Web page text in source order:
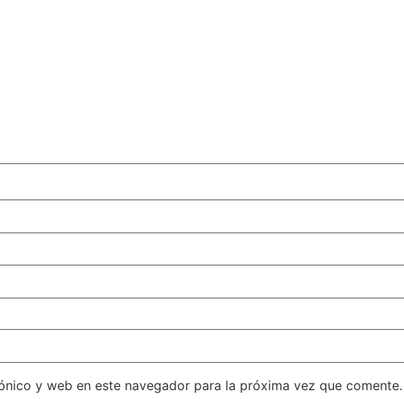
y web en este navegador para la próxima vez que comente.